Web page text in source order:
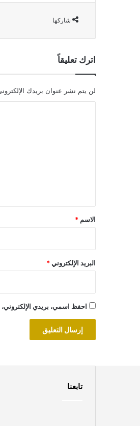
شاركها
اترك تعليقاً
لن يتم نشر عنوان بريدك
*
الاسم *
البريد الإلكتروني*
احفظ اسمي، بريدي الإلكتروني،
تابعنا